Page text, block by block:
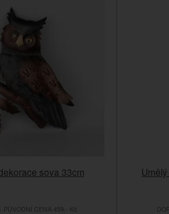
sova 33cm
PŮVODNÍ CENA 459.- Kč